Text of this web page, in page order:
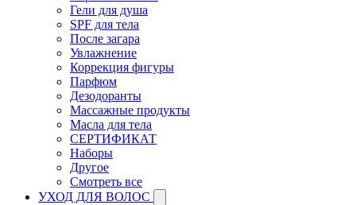
Гели для душа
SPF для тела
После загара
Увлажнение
Коррекция фигуры
Парфюм
Дезодоранты
Массажные продукты
Масла для тела
СЕРТИФИКАТ
Наборы
Другое
Смотреть все
УХОД ДЛЯ ВОЛОС